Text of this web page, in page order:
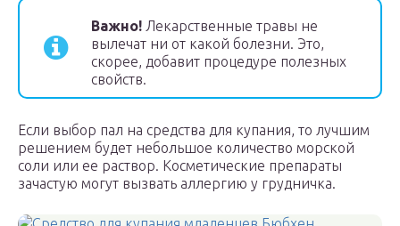
Важно! Лекарственные травы не
вылечат ни от какой болезни. Это,
скорее, добавит процедуре полезных
свойств.
Если выбор пал на средства для купания, то лучшим
решением будет небольшое количество морской
соли или ее раствор. Косметические препараты
зачастую могут вызвать аллергию у грудничка.